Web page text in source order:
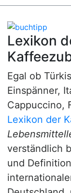
Lexikon
Egal ob
Einspänner,
Cappuccino,
Lexikon der
verständlich
und